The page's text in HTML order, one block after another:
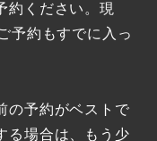
約ください。現
予約もすでに入っ
の予約がベストで
る場合は、もう少